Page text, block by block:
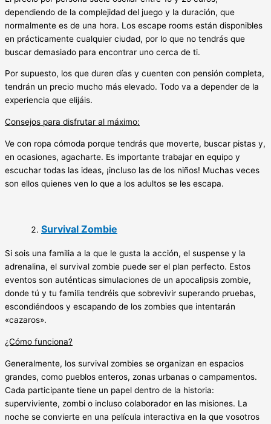
dependiendo de la complejidad del juego y la duración, que
normalmente es de una hora. Los escape rooms están disponibles
en prácticamente cualquier ciudad, por lo que no tendrás que
buscar demasiado para encontrar uno cerca de ti.
Por supuesto, los que duren días y cuenten con pensión completa,
tendrán un precio mucho más elevado. Todo va a depender de la
experiencia que elijáis.
Consejos para disfrutar al máximo:
Ve con ropa cómoda porque tendrás que moverte, buscar pistas y,
en ocasiones, agacharte. Es importante trabajar en equipo y
escuchar todas las ideas, ¡incluso las de los niños! Muchas veces
son ellos quienes ven lo que a los adultos se les escapa.
Survival Zombie
Si sois una familia a la que le gusta la acción, el suspense y la
adrenalina, el survival zombie puede ser el plan perfecto. Estos
eventos son auténticas simulaciones de un apocalipsis zombie,
donde tú y tu familia tendréis que sobrevivir superando pruebas,
escondiéndoos y escapando de los zombies que intentarán
«cazaros».
¿Cómo funciona?
Generalmente, los survival zombies se organizan en espacios
grandes, como pueblos enteros, zonas urbanas o campamentos.
Cada participante tiene un papel dentro de la historia:
superviviente, zombi o incluso colaborador en las misiones. La
noche se convierte en una película interactiva en la que vosotros